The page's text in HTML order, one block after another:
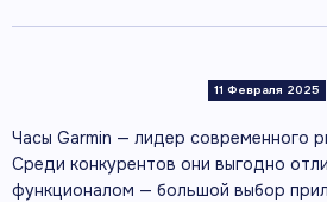
11 Февраля 2025
Часы Garmin — лидер современного
Среди конкурентов они выгодно
функционалом — большой выбор